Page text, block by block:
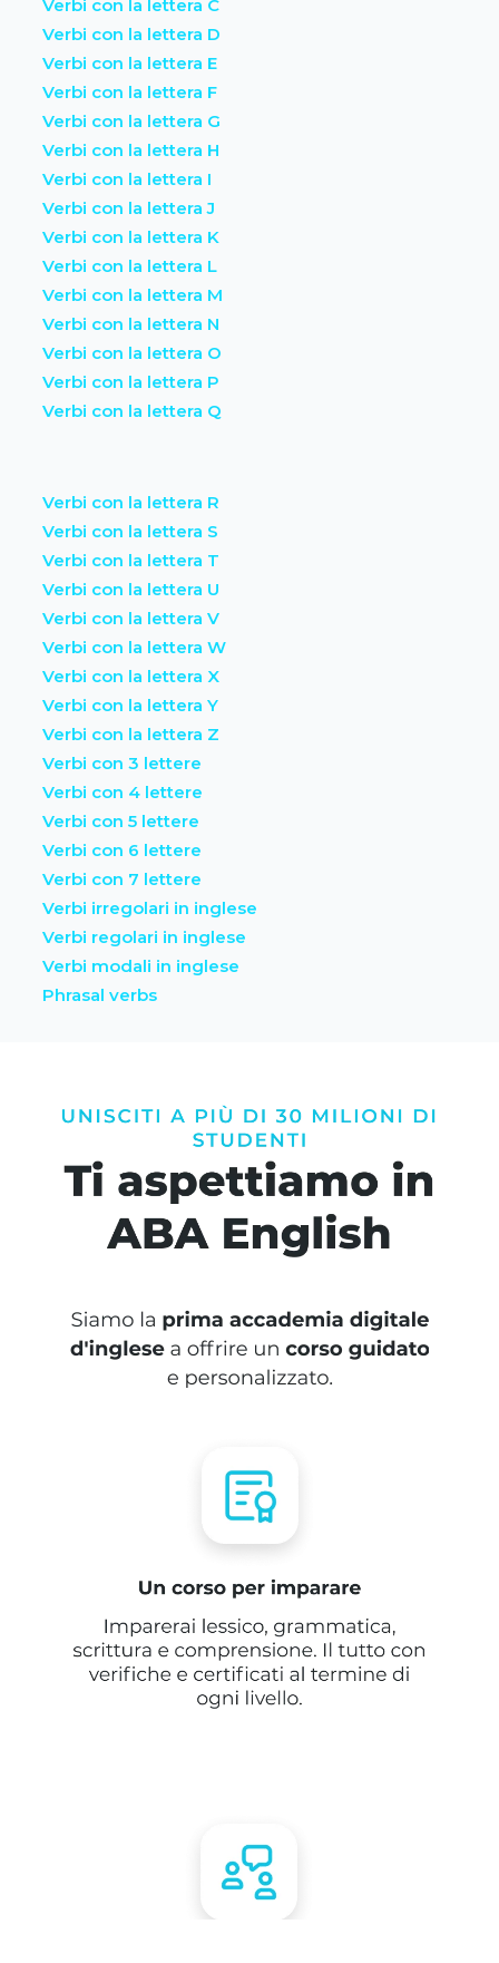
Verbi con la lettera C
Verbi con la lettera D
Verbi con la lettera E
Verbi con la lettera F
Verbi con la lettera G
Verbi con la lettera H
Verbi con la lettera I
Verbi con la lettera J
Verbi con la lettera K
Verbi con la lettera L
Verbi con la lettera M
Verbi con la lettera N
Verbi con la lettera O
Verbi con la lettera P
Verbi con la lettera Q
Verbi con la lettera R
Verbi con la lettera S
Verbi con la lettera T
Verbi con la lettera U
Verbi con la lettera V
Verbi con la lettera W
Verbi con la lettera X
Verbi con la lettera Y
Verbi con la lettera Z
Verbi con 3 lettere
Verbi con 4 lettere
Verbi con 5 lettere
Verbi con 6 lettere
Verbi con 7 lettere
Verbi irregolari in inglese
Verbi regolari in inglese
Verbi modali in inglese
Phrasal verbs